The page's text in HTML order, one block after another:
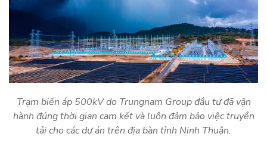
Trạm biến áp 500kV do Trungnam Group đầu tư đã vận
hành đúng thời gian cam kết và luôn đảm bảo việc truyền
tải cho các dự án trên địa bàn tỉnh Ninh Thuận.